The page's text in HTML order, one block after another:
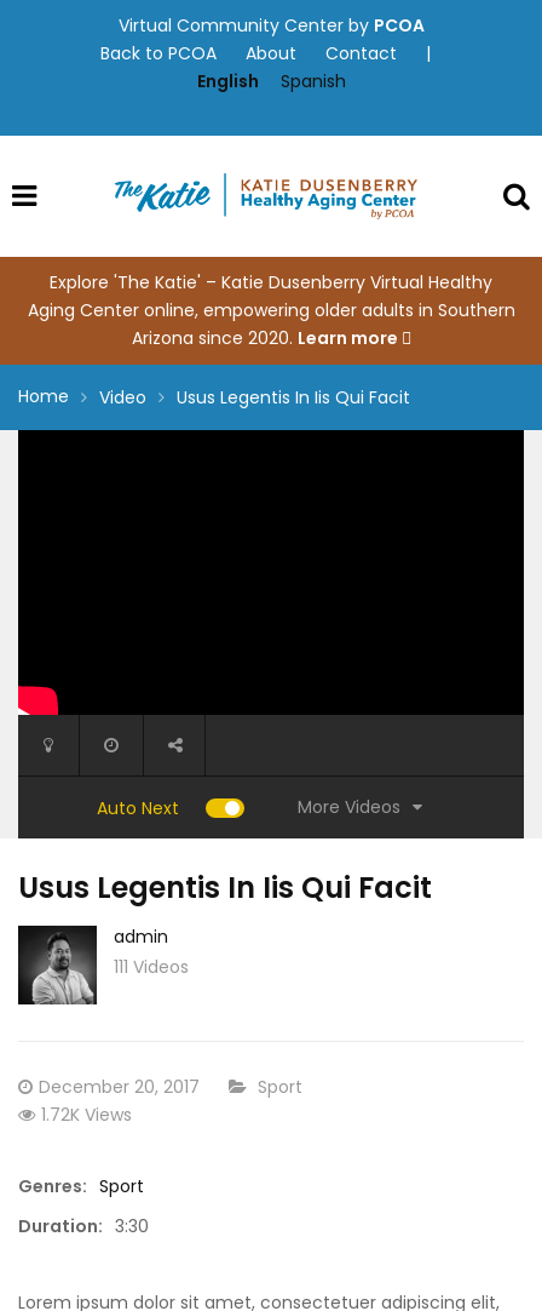
Virtual Community Center by PCOA
Back to PCOA
About Contact
|
English
Spanish
Explore 'The Katie' – Katie Dusenberry Virtual Healthy
Aging Center online, empowering older adults in Southern
Arizona since 2020. Learn more
Home Video Usus Legentis In Iis Qui Facit
Auto Next More Videos
9:41
Sweet Yummy Chocolate in the Morning
Usus Legentis In Iis Qui Facit
admin
111 Videos
Posted
on
December 20, 2017 CATEGORY:
Sport
1.72K Views
Genres: Sport
Duration: 3:30
Lorem ipsum dolor sit amet, consectetuer adipiscing elit,